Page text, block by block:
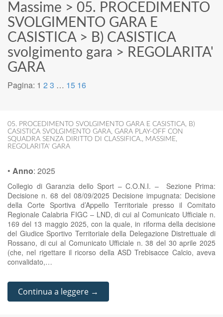
Massime > 05. PROCEDIMENTO
SVOLGIMENTO GARA E
CASISTICA> B) CASISTICA
svolgimento gara > REGOLARITA'
GARA
Pagina: 1 2 3 … 15 16
05. PROCEDIMENTO SVOLGIMENTO GARA E CASISTICA, B)
CASISTICA SVOLGIMENTO GARA, GARA PLAY-OFF CON
SQUADRA SENZA DIRITTO DI CLASSIFICA., MASSIME,
REGOLARITA' GARA
• Anno: 2025
Collegio di Garanzia dello Sport – C.O.N.I. – Sezione Prima:
Decisione n. 68 del 08/09/2025 Decisione impugnata: Decisione
della Corte Sportiva d’Appello Territoriale presso il Comitato
Regionale Calabria FIGC – LND, di cui al Comunicato Ufficiale n.
169 del 13 maggio 2025, con la quale, in riforma della decisione
del Giudice Sportivo Territoriale della Delegazione Distrettuale di
Rossano, di cui al Comunicato Ufficiale n. 38 del 30 aprile 2025
(che, nel rigettare il ricorso della ASD Trebisacce Calcio, aveva
convalidato,…
Continua a leggere →